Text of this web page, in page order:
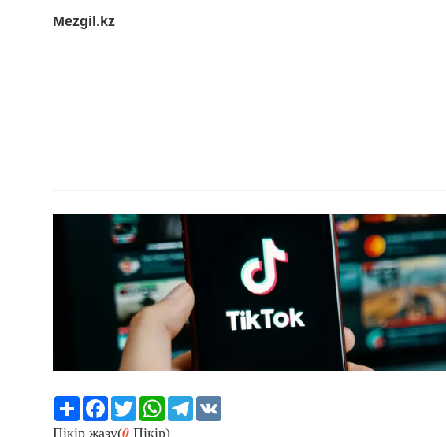
Mezgil.kz
Share Facebook
TwitterWhatsApp
Telegram
Пікір жазу(0 Пікір)